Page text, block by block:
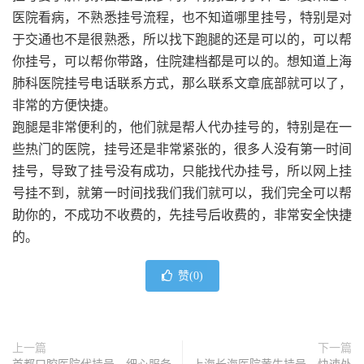
医院看病，不熟悉挂号流程，也不知道哪里挂号，特别是对
于交通也不是很熟悉，所以找下跑腿的还是可以的，可以帮
你挂号，可以帮你带路，住院建档都是可以的。想知道上海
肺科医院挂号电话联系方式，那么联系文章底部就可以了，
非常的方便快捷。
跑腿是非常便利的，他们就是帮人代办挂号的，特别是在一
些热门的医院，挂号还是非常紧张的，很多人没有第一时间
挂号，导致了挂号没有成功，只能找代办挂号，所以网上挂
号挂不到，就第一时间找我们我们就可以，我们完全可以帮
助你的，不成功不收费的，先挂号后收费的，非常安全快捷
的。
赞(0)
上一篇
下一篇